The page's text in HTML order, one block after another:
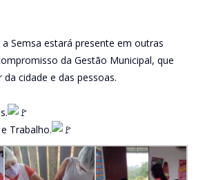
Semsa estará presente em outras
da Gestão Municipal, que
cidade e das pessoas.
Trabalho.